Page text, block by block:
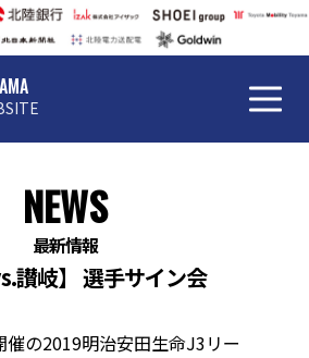
NEWS
最新情報
讃岐】 選手サイン会
の2019明治安田生命J3リー